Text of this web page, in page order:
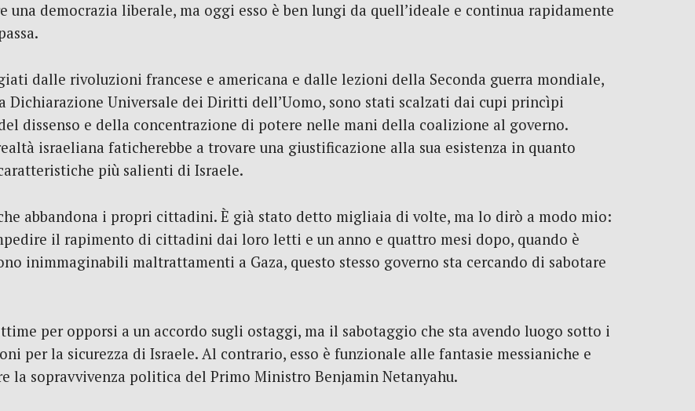
democrazia liberale, ma oggi esso è ben lungi da quell’ideale e continua rapidamente
dalle rivoluzioni francese e americana e dalle lezioni della Seconda guerra mondiale,
Dichiarazione Universale dei Diritti dell’Uomo, sono stati scalzati dai cupi princìpi
dissenso e della concentrazione di potere nelle mani della coalizione al governo.
israeliana faticherebbe a trovare una giustificazione alla sua esistenza in quanto
più salienti di Israele.
abbandona i propri cittadini. È già stato detto migliaia di volte, ma lo dirò a modo mio:
il rapimento di cittadini dai loro letti e un anno e quattro mesi dopo, quando è
inimmaginabili maltrattamenti a Gaza, questo stesso governo sta cercando di sabotare
per opporsi a un accordo sugli ostaggi, ma il sabotaggio che sta avendo luogo sotto i
per la sicurezza di Israele. Al contrario, esso è funzionale alle fantasie messianiche e
la sopravvivenza politica del Primo Ministro Benjamin Netanyahu.